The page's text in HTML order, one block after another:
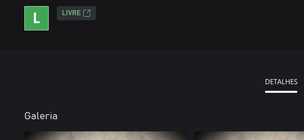
LIVRE
DETALHES
Galeria